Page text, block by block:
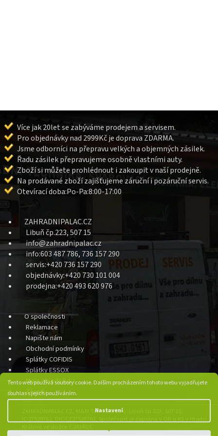
Tento web používá soubory cookie. Dalším procházením tohoto webu vyjadřujete
souhlas s jejich používáním.
Nastavení
Více jak 20let se zabýváme prodejem a servisem.
Pro objednávky nad 2999Kč je doprava ZDARMA.
Jsme odborníci na přepravu velkých a objemných zásilek.
Řadu zásilek přepravujeme osobně vlastními auty.
Zboží si můžete prohlédnout i zakoupit v naší prodejně.
Na prodávané zboží zajišťujeme záruční i pozáruční servis.
Otevírací doba:Po-Pa:8:00-17:00
ZAHRADNIPALAC.CZ
Libuň čp.223, 507 15
info@zahradnipalac.cz
info:603 487 786, 736 157 290
servis:+420 736 157 290
objednávky:+420 730 101 004
prodejna:+420 493 620 976
O společnosti
Reklamace
Napište nám
Obchodní podmínky
Splátky COFIDIS
Splátky ESSOX
Moje objednávka
Zásady
ZAHRADNIPALAC.CZ, M&M Technika s.r.o. Libuň čp.223, 507 15,